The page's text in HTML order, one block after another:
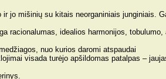
jo mišinių su kitais neorganiniais junginiais.
racionalumas, idealios harmonijos,
nuo kurios daromi atspaudai
visada turėjo apšildomas patalpas –